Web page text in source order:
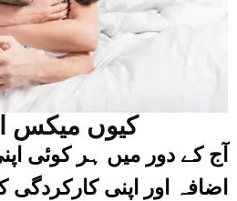
کیوں میکس
آج کے دور میں ہر کوئی
اضافہ اور اپنی کارکردگی